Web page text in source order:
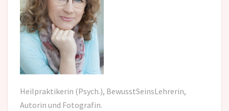
Heilpraktikerin (Psych.), BewusstSeinsLehrerin,
Autorin und Fotografin.